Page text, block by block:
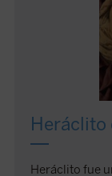
Heráclito
Heráclito fue